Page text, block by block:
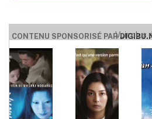
CONTENU SPONSORISÉ PARVoir plus